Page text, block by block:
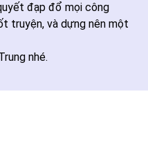
đạp đổ mọi công
truyện, và dựng nên một
nhé.